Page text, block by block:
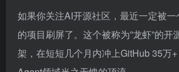
如果你关注AI开源社区，最近一定被
的项目刷屏了。这个被称为”龙虾”的开
架，在短短几个月内冲上GitHub 35万